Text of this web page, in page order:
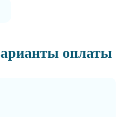
оплаты